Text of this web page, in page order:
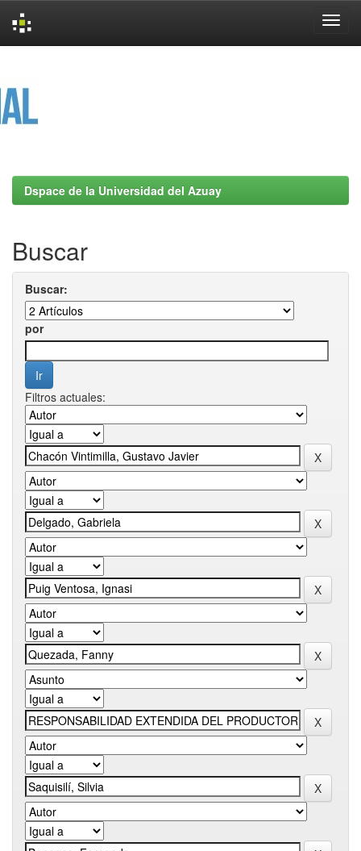
Dspace de la Universidad del Azuay
Buscar
Buscar:
por
Filtros actuales: